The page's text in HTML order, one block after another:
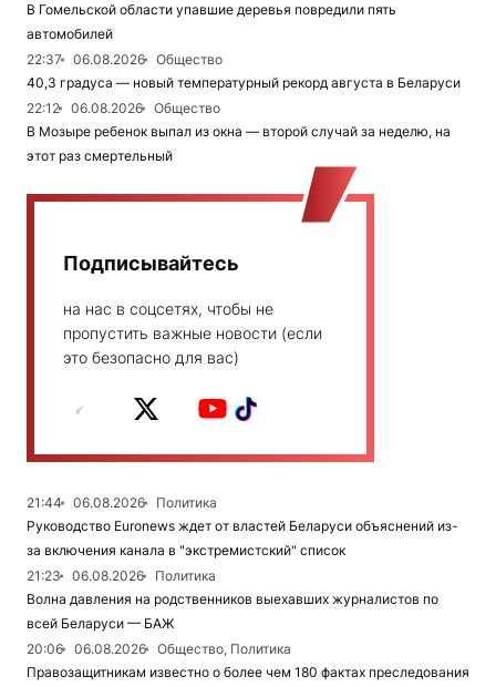
В Гомельской области упавшие деревья повредили пять
автомобилей
22:37
06.08.2026
Общество
40,3 градуса — новый температурный рекорд августа в Беларуси
22:12
06.08.2026
Общество
В Мозыре ребенок выпал из окна — второй случай за неделю, на
этот раз смертельный
Подписывайтесь
на нас в соцсетях, чтобы не
пропустить важные новости (если
это безопасно для вас)
21:44 06.08.2026
Политика
Руководство Euronews ждет от властей Беларуси объяснений из-
за включения канала в "экстремистский" список
21:23
06.08.2026
Политика
Волна давления на родственников выехавших журналистов по
всей Беларуси — БАЖ
20:06
06.08.2026
Общество, Политика
Правозащитникам известно о более чем 180 фактах преследования